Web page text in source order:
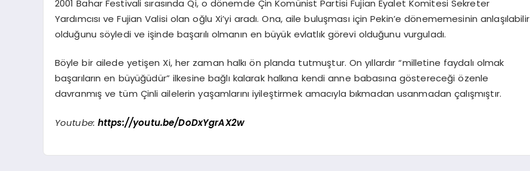
2001 Bahar Festivali sırasında Qi, o dönemde Çin Komünist Partisi Fujian Eyalet Komitesi Sekreter
Yardımcısı ve Fujian Valisi olan oğlu Xi’yi aradı. Ona, aile buluşması için Pekin’e dönememesinin anlaşılabilir
olduğunu söyledi ve işinde başarılı olmanın en büyük evlatlık görevi olduğunu vurguladı.
Böyle bir ailede yetişen Xi, her zaman halkı ön planda tutmuştur. On yıllardır “milletine faydalı olmak
başarıların en büyüğüdür” ilkesine bağlı kalarak halkına kendi anne babasına göstereceği özenle
davranmış ve tüm Çinli ailelerin yaşamlarını iyileştirmek amacıyla bıkmadan usanmadan çalışmıştır.
Youtube: https://youtu.be/DoDxYgrAX2w